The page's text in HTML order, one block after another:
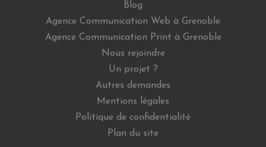
Blog
Agence Communication Web à Grenoble
Agence Communication Print à Grenoble
Nous rejoindre
Un projet ?
Autres demandes
Mentions légales
Politique de confidentialité
Plan du site